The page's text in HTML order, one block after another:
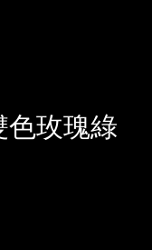
玫瑰綠